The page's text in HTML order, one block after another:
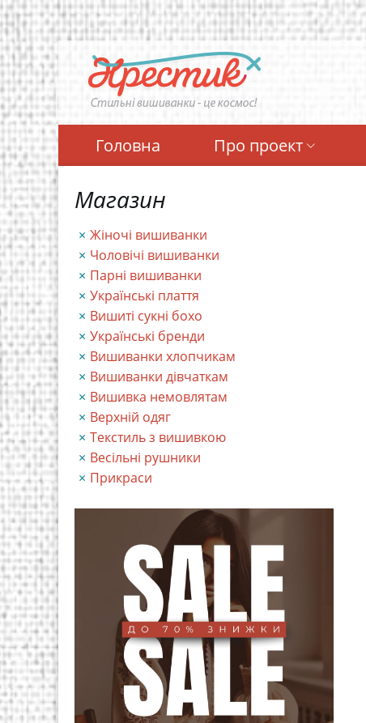
Перейти
до
основного
вмісту
Головна Про проект
Магазин
Жіночі вишиванки
Чоловічі вишиванки
Парні вишиванки
Українські плаття
Вишиті сукні бохо
Українські бренди
Вишиванки хлопчикам
Вишиванки дівчаткам
Вишивка немовлятам
Верхній одяг
Текстиль з вишивкою
Весільні рушники
Прикраси